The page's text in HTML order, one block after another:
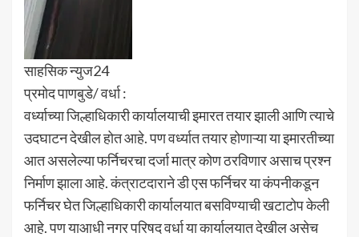
साहसिक न्युज24
प्रमोद पाणबुडे/ वर्धा :
वर्ध्याच्या जिल्हाधिकारी कार्यालयाची इमारत तयार झाली आणि त्याचे
उदघाटन देखील होत आहे. पण वर्ध्यात तयार होणाऱ्या या इमारतीच्या
आत असलेल्या फर्निचरचा दर्जा मात्र कोण ठरविणार असाच प्रश्न
निर्माण झाला आहे. कंत्राटदाराने डी एस फर्निचर या कंपनीकडून
फर्निचर घेत जिल्हाधिकारी कार्यालयात बसविण्याची खटाटोप केली
आहे. पण याआधी नगर परिषद वर्धा या कार्यालयात देखील असेच